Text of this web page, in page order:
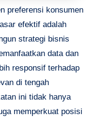
preferensi konsumen
efektif adalah
strategi bisnis
data dan
responsif terhadap
di tengah
ini tidak hanya
memperkuat posisi